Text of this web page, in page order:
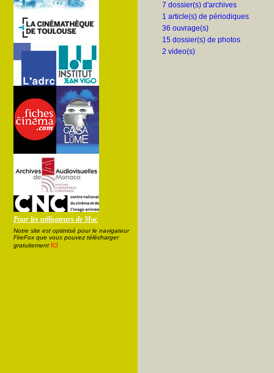
Pour les utilisateurs de Mac
Notre site est optimisé pour le navigateur
FireFox que vous pouvez télécharger
gratuitement ici
7 dossier(s) d'archives
1 article(s) de périodiques
36 ouvrage(s)
15 dossier(s) de photos
2 video(s)